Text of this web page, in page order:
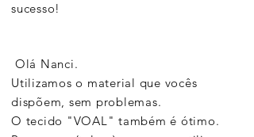
sucesso!
Olá Nanci.
Utilizamos o material que vocês
dispõem, sem problemas.
O tecido "VOAL" também é ótimo.